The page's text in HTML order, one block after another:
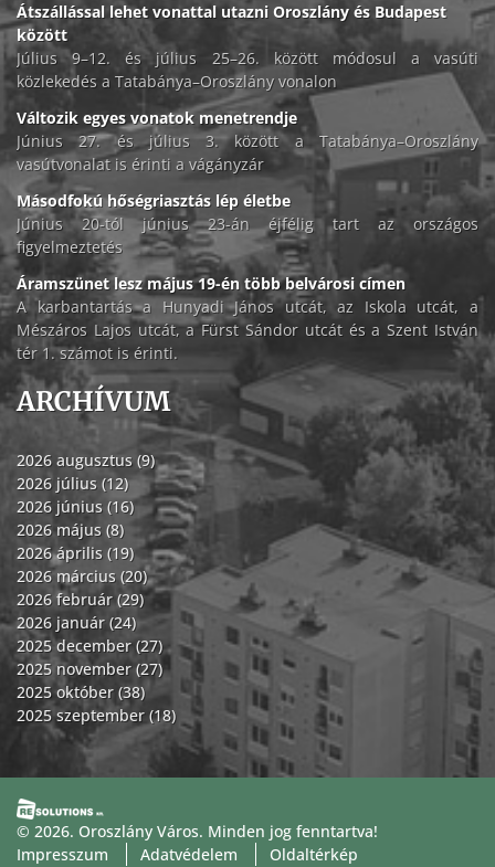
Átszállással lehet vonattal utazni Oroszlány és Budapest
között
Július 9–12. és július 25–26. között módosul a vasúti
közlekedés a Tatabánya–Oroszlány vonalon
Változik egyes vonatok menetrendje
Június 27. és július 3. között a Tatabánya–Oroszlány
vasútvonalat is érinti a vágányzár
Másodfokú hőségriasztás lép életbe
Június 20-tól június 23-án éjfélig tart az országos
figyelmeztetés
Áramszünet lesz május 19-én több belvárosi címen
A karbantartás a Hunyadi János utcát, az Iskola utcát, a
Mészáros Lajos utcát, a Fürst Sándor utcát és a Szent István
tér 1. számot is érinti.
ARCHÍVUM
2026 augusztus (9)
2026 július (12)
2026 június (16)
2026 május (8)
2026 április (19)
2026 március (20)
2026 február (29)
2026 január (24)
2025 december (27)
2025 november (27)
2025 október (38)
2025 szeptember (18)
© 2026. Oroszlány Város. Minden jog fenntartva!
Impresszum
Adatvédelem Oldaltérkép